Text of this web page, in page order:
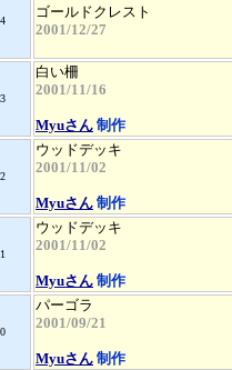
ゴールドクレスト
2001/12/27
白い柵
2001/11/16
Myuさん 制作
ウッドデッキ
2001/11/02
Myuさん 制作
ウッドデッキ
2001/11/02
Myuさん 制作
パーゴラ
2001/09/21
Myuさん 制作